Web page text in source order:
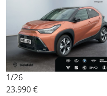
1/26
23.990 €